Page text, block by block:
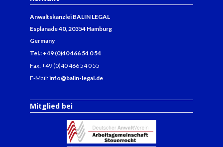
Anwaltskanzlei BALIN LEGAL
Esplanade 40, 20354 Hamburg
Germany
Tel.: +49 (0)40 466 54 0 54
Fax: +49 (0)40 466 54 0 55
E-Mail:info@balin-legal.de
Mitglied bei